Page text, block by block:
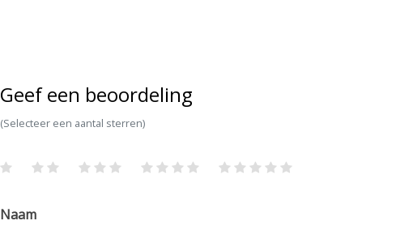
Geef een beoordeling
(Selecteer een aantal sterren)
Naam